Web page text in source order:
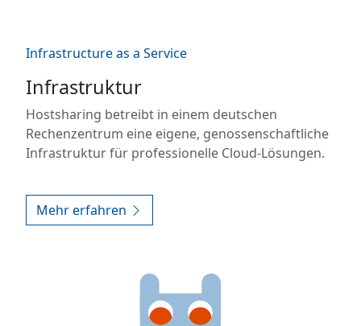
Infrastructure as a Service
Infrastruktur
Hostsharing betreibt in einem deutschen
Rechenzentrum eine eigene, genossenschaftliche
Infrastruktur für professionelle Cloud-Lösungen.
Mehr erfahren